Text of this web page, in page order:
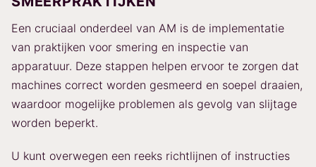
Een cruciaal onderdeel van AM is de implementatie
van praktijken voor smering en inspectie van
apparatuur. Deze stappen helpen ervoor te zorgen dat
machines correct worden gesmeerd en soepel draaien,
waardoor mogelijke problemen als gevolg van slijtage
worden beperkt.
U kunt overwegen een reeks richtlijnen of instructies